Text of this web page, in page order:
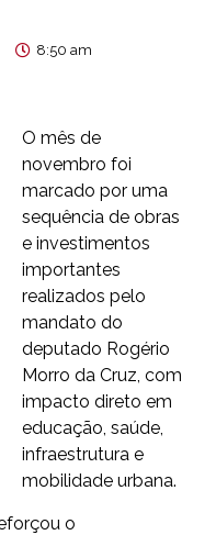
8:50 am
O mês de
novembro foi
marcado por uma
sequência de obras
e investimentos
importantes
realizados pelo
mandato do
deputado Rogério
Morro da Cruz, com
impacto direto em
educação, saúde,
infraestrutura e
mobilidade urbana.
o